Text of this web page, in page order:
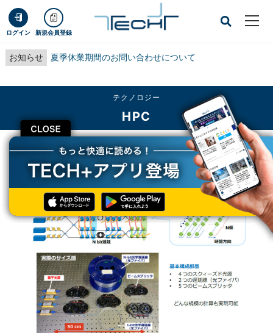
ログイン 新規会員登録
お知らせ 夏季休業期間のお問い合わせについて
CLOSE
テクノロジー
HPC
TECH+ テクノロジー
HPC
NTTなど、ラックサイズ光量子コンピュータ実現のための基幹技術を開発